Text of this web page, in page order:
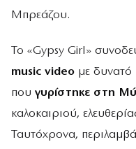
Μπρεάζου.
Το «Gypsy Girl»
music video με
που γυρίστηκε στη
καλοκαιριού,
Ταυτόχρονα,